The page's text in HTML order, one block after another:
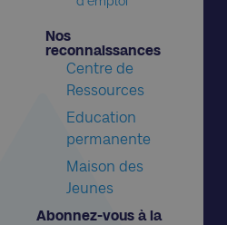
Nos
reconnaissances​
Centre de
Ressources
Education
permanente
Maison des
Jeunes
Abonnez-vous à la